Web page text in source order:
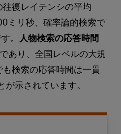
復レイテンシの平均
ミリ秒、確率論的検索で
。
人物検索の応答時間
であり、全国レベルの大規
検索の応答時間は一貫
が示されています。